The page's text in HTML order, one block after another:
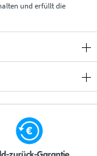
und erfüllt die